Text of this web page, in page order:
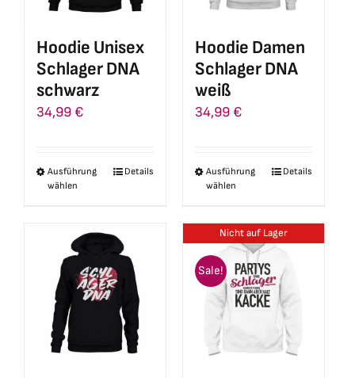
können
der
Produktseite
gewählt
auf
Produktseite
gewählt
Hoodie Unisex
Schlager DNA
schwarz
34,99 €
Ausführung
wählen
Dieses
mehrere
Varianten
auf.
Optionen
können
Details
Hoodie Damen
Schlager DNA
weiß
34,99 €
Ausführung
wählen
Dieses
mehrere
Varianten
auf.
Die
Optionen
können
Details
Nicht auf Lager
Sale!